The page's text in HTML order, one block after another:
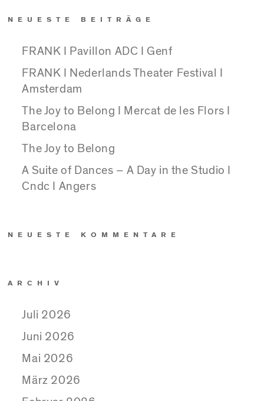
NEUESTE BEITRÄGE
FRANK I Pavillon ADC I Genf
FRANK I Nederlands Theater Festival I
Amsterdam
The Joy to Belong I Mercat de les Flors I
Barcelona
The Joy to Belong
A Suite of Dances – A Day in the Studio I
Cndc I Angers
NEUESTE KOMMENTARE
ARCHIV
Juli 2026
Juni 2026
Mai 2026
März 2026